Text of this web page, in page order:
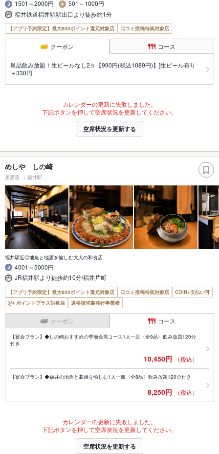
1501～2000円
501～1000円
福井鉄道福井駅駅出口より徒歩約1分
【アプリ予約限定】最大800ポイント還元対象店 口コミ投稿特典対象店
クーポン コース
単品飲み放題！生ビールなし2ｈ【990円(税込1089円)】]生ビール有り
＋330円
カレンダーの更新に失敗しました。
下記ボタンを押して空席状況を更新してください。
空席状況を更新する
めしや しの崎
居酒屋 福井駅
福井駅近◎地魚と地酒を愉しむ大人の和食店
4001～5000円
JR福井駅より徒歩約10分/福井片町
【アプリ予約限定】最大800ポイント還元対象店 口コミ投稿特典対象店
COIN+支払い可
ポイントプラス対象店
適格請求書発行事業者
クーポン コース
【宴会プラン】◆しの崎おすすめの季節会席コース1人一皿〈全9品〉飲み放題120分
付き
10,450円 （税込）
【宴会プラン】◆福井の地魚と藁焼を愉しむ1人一皿〈全8品〉飲み放題120分付き
8,250円 （税込）
カレンダーの更新に失敗しました。
下記ボタンを押して空席状況を更新してください。
空席状況を更新する